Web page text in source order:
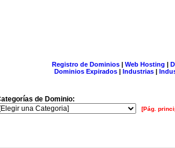
Registro de Dominios| Web Hosting |
Dominios Expirados | Industrias |
de Dominio:
[Pág.